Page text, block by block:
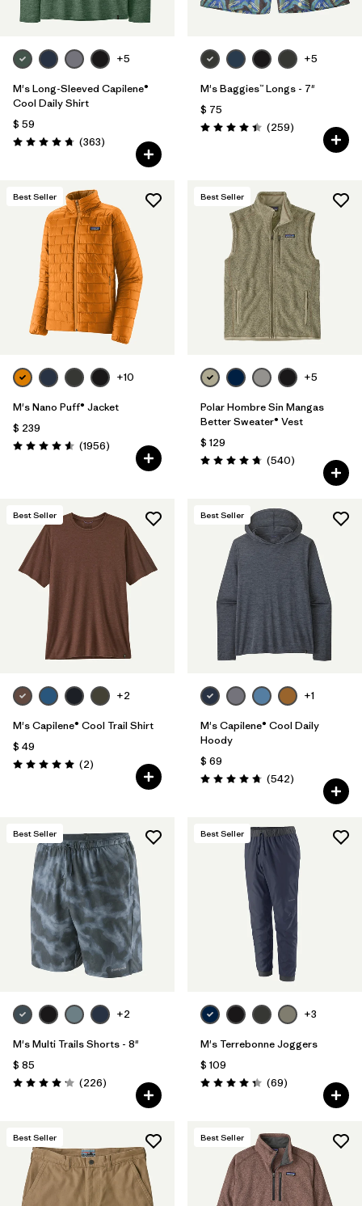
+5
M's Long-Sleeved Capilene®
Cool Daily Shirt
$ 59
Valoración: 4.7 / 5
(363Comentarios
)
+5
M's Baggies™ Longs - 7"
$ 75
Valoración: 4.4 / 5
(259Comentarios
)
Best Seller
+10
M's Nano Puff® Jacket
$ 239
Valoración: 4.6 / 5
(1956Comentarios
)
Best Seller
+5
Polar Hombre Sin Mangas
Better Sweater® Vest
$ 129
Valoración: 4.8 / 5
(540Comentarios
)
Best Seller
+2
M's Capilene® Cool Trail Shirt
$ 49
Valoración: 5.0 / 5
(2Comentarios
)
Best Seller
+1
M's Capilene® Cool Daily
Hoody
$ 69
Valoración: 4.8 / 5
(542Comentarios
)
Best Seller
+2
M's Multi Trails Shorts - 8"
$ 85
Valoración: 4.2 / 5
(226Comentarios
)
Best Seller
+3
M's Terrebonne Joggers
$ 109
Valoración: 4.3 / 5
(69Comentarios
)
Best Seller Best Seller